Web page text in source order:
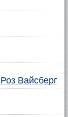
Роз Вайсберг